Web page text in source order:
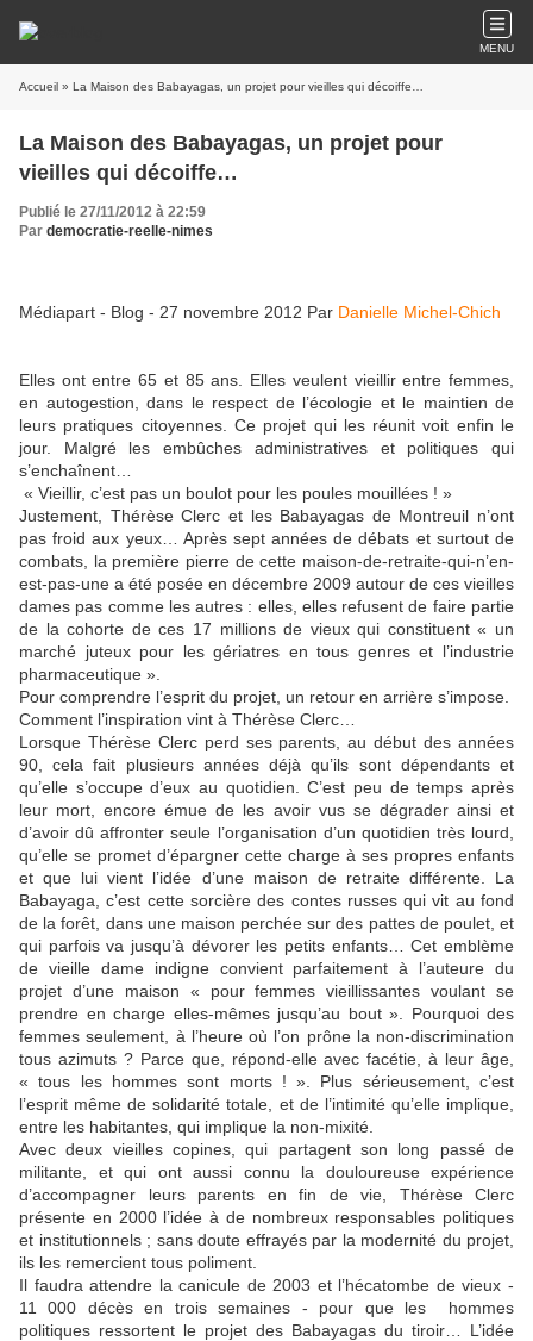
MENU
Accueil » La Maison des Babayagas, un projet pour vieilles qui décoiffe…
La Maison des Babayagas, un projet pour
vieilles qui décoiffe…
Publié le 27/11/2012 à 22:59
Par democratie-reelle-nimes
Médiapart - Blog - 27 novembre 2012 Par Danielle Michel-Chich
Elles ont entre 65 et 85 ans. Elles veulent vieillir entre femmes,
en autogestion, dans le respect de l’écologie et le maintien de
leurs pratiques citoyennes. Ce projet qui les réunit voit enfin le
jour. Malgré les embûches administratives et politiques qui
s’enchaînent…
« Vieillir, c’est pas un boulot pour les poules mouillées ! »
Justement, Thérèse Clerc et les Babayagas de Montreuil n’ont
pas froid aux yeux… Après sept années de débats et surtout de
combats, la première pierre de cette maison-de-retraite-qui-n’en-
est-pas-une a été posée en décembre 2009 autour de ces vieilles
dames pas comme les autres : elles, elles refusent de faire partie
de la cohorte de ces 17 millions de vieux qui constituent « un
marché juteux pour les gériatres en tous genres et l’industrie
pharmaceutique ».
Pour comprendre l’esprit du projet, un retour en arrière s’impose.
Comment l’inspiration vint à Thérèse Clerc…
Lorsque Thérèse Clerc perd ses parents, au début des années
90, cela fait plusieurs années déjà qu’ils sont dépendants et
qu’elle s’occupe d’eux au quotidien. C’est peu de temps après
leur mort, encore émue de les avoir vus se dégrader ainsi et
d’avoir dû affronter seule l’organisation d’un quotidien très lourd,
qu’elle se promet d’épargner cette charge à ses propres enfants
et que lui vient l’idée d’une maison de retraite différente. La
Babayaga, c’est cette sorcière des contes russes qui vit au fond
de la forêt, dans une maison perchée sur des pattes de poulet, et
qui parfois va jusqu’à dévorer les petits enfants… Cet emblème
de vieille dame indigne convient parfaitement à l’auteure du
projet d’une maison « pour femmes vieillissantes voulant se
prendre en charge elles-mêmes jusqu’au bout ». Pourquoi des
femmes seulement, à l’heure où l’on prône la non-discrimination
tous azimuts ? Parce que, répond-elle avec facétie, à leur âge,
« tous les hommes sont morts ! ». Plus sérieusement, c’est
l’esprit même de solidarité totale, et de l’intimité qu’elle implique,
entre les habitantes, qui implique la non-mixité.
Avec deux vieilles copines, qui partagent son long passé de
militante, et qui ont aussi connu la douloureuse expérience
d’accompagner leurs parents en fin de vie, Thérèse Clerc
présente en 2000 l’idée à de nombreux responsables politiques
et institutionnels ; sans doute effrayés par la modernité du projet,
ils les remercient tous poliment.
Il faudra attendre la canicule de 2003 et l’hécatombe de vieux -
11 000 décès en trois semaines - pour que les hommes
politiques ressortent le projet des Babayagas du tiroir… L’idée